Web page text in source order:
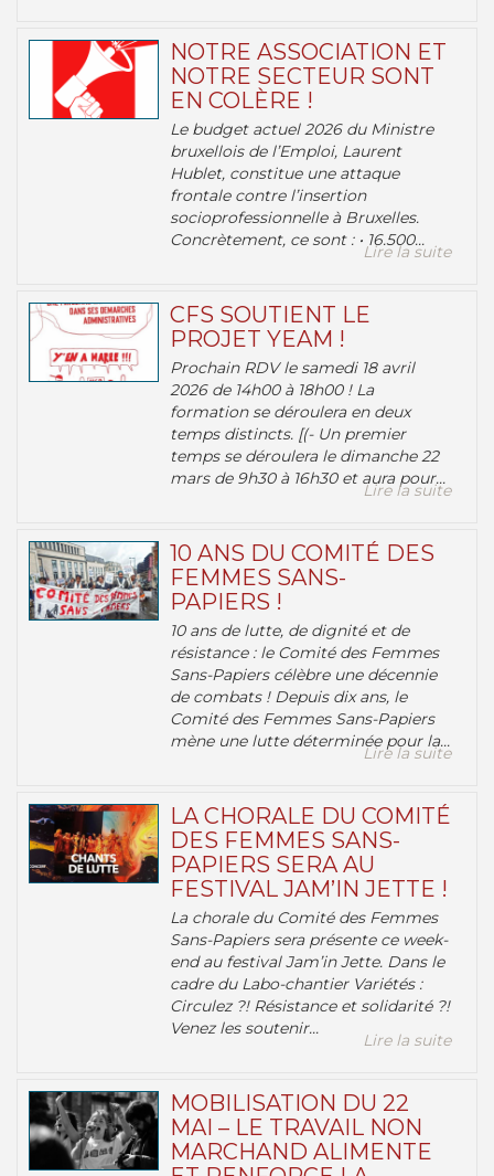
NOTRE ASSOCIATION ET
NOTRE SECTEUR SONT
EN COLÈRE !
Le budget actuel 2026 du Ministre
bruxellois de l’Emploi, Laurent
Hublet, constitue une attaque
frontale contre l’insertion
socioprofessionnelle à Bruxelles.
Concrètement, ce sont : • 16.500...
Lire la suite
CFS SOUTIENT LE
PROJET YEAM !
Prochain RDV le samedi 18 avril
2026 de 14h00 à 18h00 ! La
formation se déroulera en deux
temps distincts. [(- Un premier
temps se déroulera le dimanche 22
mars de 9h30 à 16h30 et aura pour...
Lire la suite
10 ANS DU COMITÉ DES
FEMMES SANS-
PAPIERS !
10 ans de lutte, de dignité et de
résistance : le Comité des Femmes
Sans-Papiers célèbre une décennie
de combats ! Depuis dix ans, le
Comité des Femmes Sans-Papiers
mène une lutte déterminée pour la...
Lire la suite
LA CHORALE DU COMITÉ
DES FEMMES SANS-
PAPIERS SERA AU
FESTIVAL JAM’IN JETTE !
La chorale du Comité des Femmes
Sans-Papiers sera présente ce week-
end au festival Jam’in Jette. Dans le
cadre du Labo-chantier Variétés :
Circulez ?! Résistance et solidarité ?!
Venez les soutenir...
Lire la suite
MOBILISATION DU 22
MAI – LE TRAVAIL NON
MARCHAND ALIMENTE